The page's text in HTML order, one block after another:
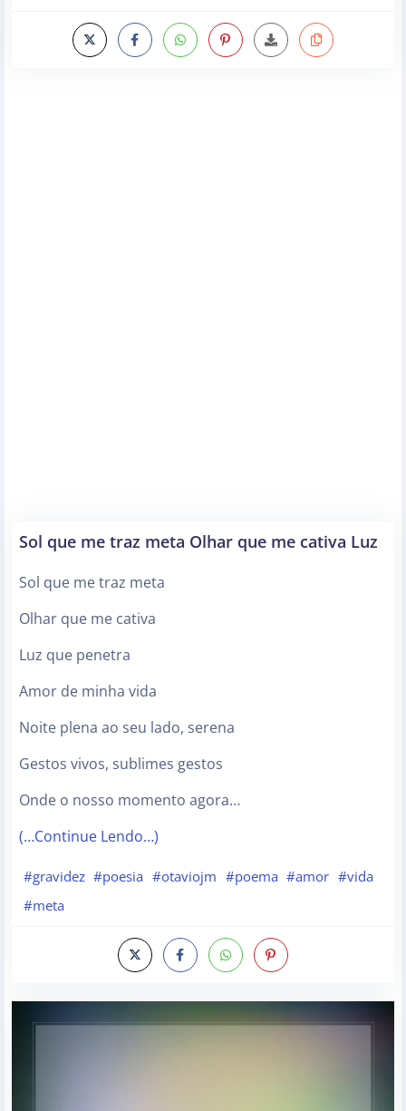
Sol que me traz meta Olhar que me cativa Luz
Sol que me traz meta
Olhar que me cativa
Luz que penetra
Amor de minha vida
Noite plena ao seu lado, serena
Gestos vivos, sublimes gestos
Onde o nosso momento agora…
(…Continue Lendo…)
#gravidez #poesia #otaviojm #poema #amor #vida
#meta